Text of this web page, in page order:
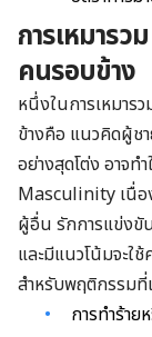
การเหมาร
คนรอบข้าง
หนึ่งในการเหมาร
ข้างคือ แนวคิดผู้ช
อย่างสุดโต่ง อาจท
Masculinity เนื่อ
ผู้อื่น รักการแข่งขั
และมีแนวโน้มจะใ
สำหรับพฤติกรรมที่
การทำร้า